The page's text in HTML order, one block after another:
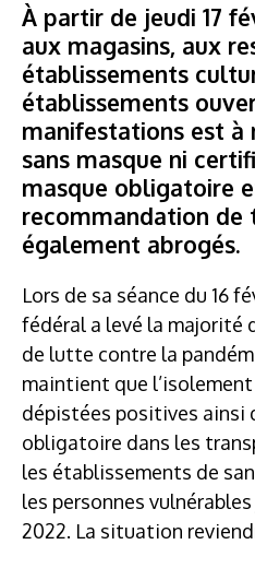
À partir de jeudi 17
aux magasins, aux
établissements
établissements
manifestations est à
sans masque ni
masque obligatoire
recommandation
également abrogés.
Lors de sa séance du 16
fédéral a levé la majorité
de lutte contre la
maintient que
dépistées positives ainsi
obligatoire dans les
les établissements de
les personnes vulnérables
2022. La situation